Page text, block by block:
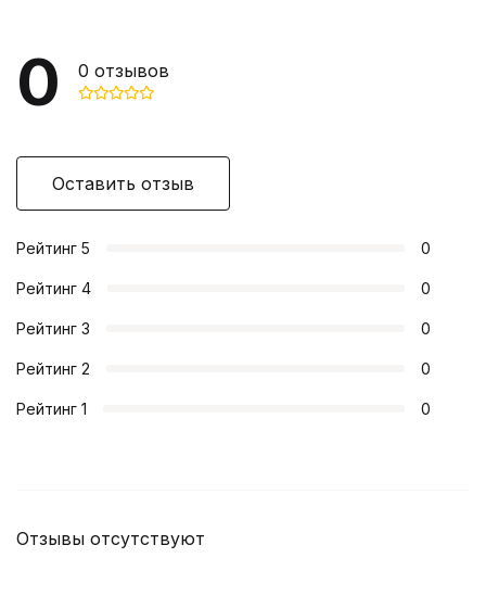
0 0 отзывов
Оставить отзыв
Рейтинг 5 0
Рейтинг 4 0
Рейтинг 3 0
Рейтинг 2 0
Рейтинг 1 0
Отзывы отсутствуют